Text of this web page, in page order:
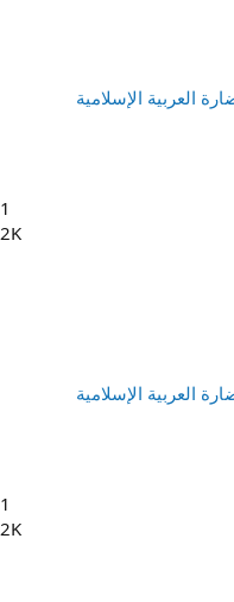
العربية الإسلامية
1
2K
العربية الإسلامية
1
2K